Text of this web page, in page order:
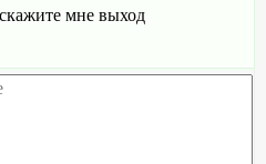
мне выход